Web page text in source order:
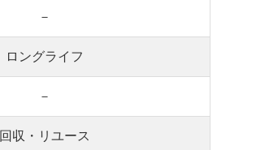
－
ロングライフ
－
回収・リユース